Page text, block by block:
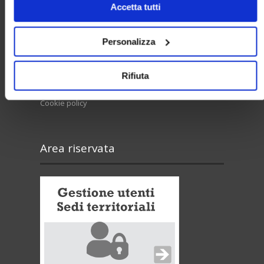
Accetta tutti
Personalizza
Rifiuta
Contatti e RPD
Cookie policy
Area riservata